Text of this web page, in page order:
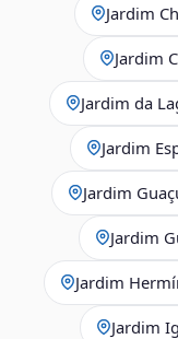
Jardim
Jardim
Jardim da
Jardim
Jardim
Jardim
Jardim
Jardim